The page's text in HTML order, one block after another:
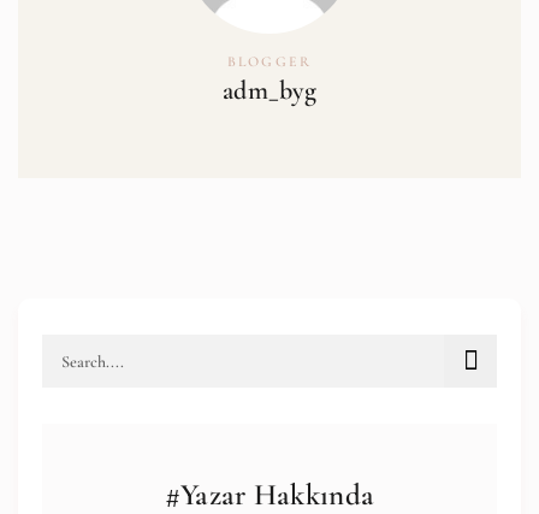
BLOGGER
adm_byg
#Yazar Hakkında